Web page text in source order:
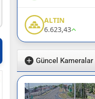
ALTIN
6.623,43
Güncel Kameralar